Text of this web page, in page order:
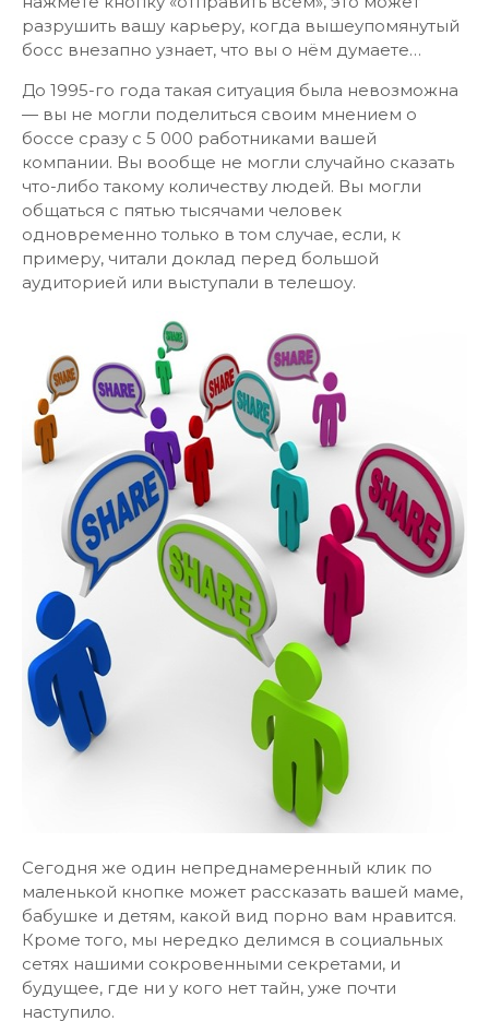
разрушить вашу карьеру, когда вышеупомянутый
босс внезапно узнает, что вы о нём думаете…
До 1995-го года такая ситуация была невозможна
— вы не могли поделиться своим мнением о
боссе сразу с 5 000 работниками вашей
компании. Вы вообще не могли случайно сказать
что-либо такому количеству людей. Вы могли
общаться с пятью тысячами человек
одновременно только в том случае, если, к
примеру, читали доклад перед большой
аудиторией или выступали в телешоу.
Сегодня же один непреднамеренный клик по
маленькой кнопке может рассказать вашей маме,
бабушке и детям, какой вид порно вам нравится.
Кроме того, мы нередко делимся в социальных
сетях нашими сокровенными секретами, и
будущее, где ни у кого нет тайн, уже почти
наступило.